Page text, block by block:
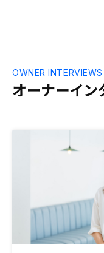
オーナーイン
OWNER INTERVIEWS